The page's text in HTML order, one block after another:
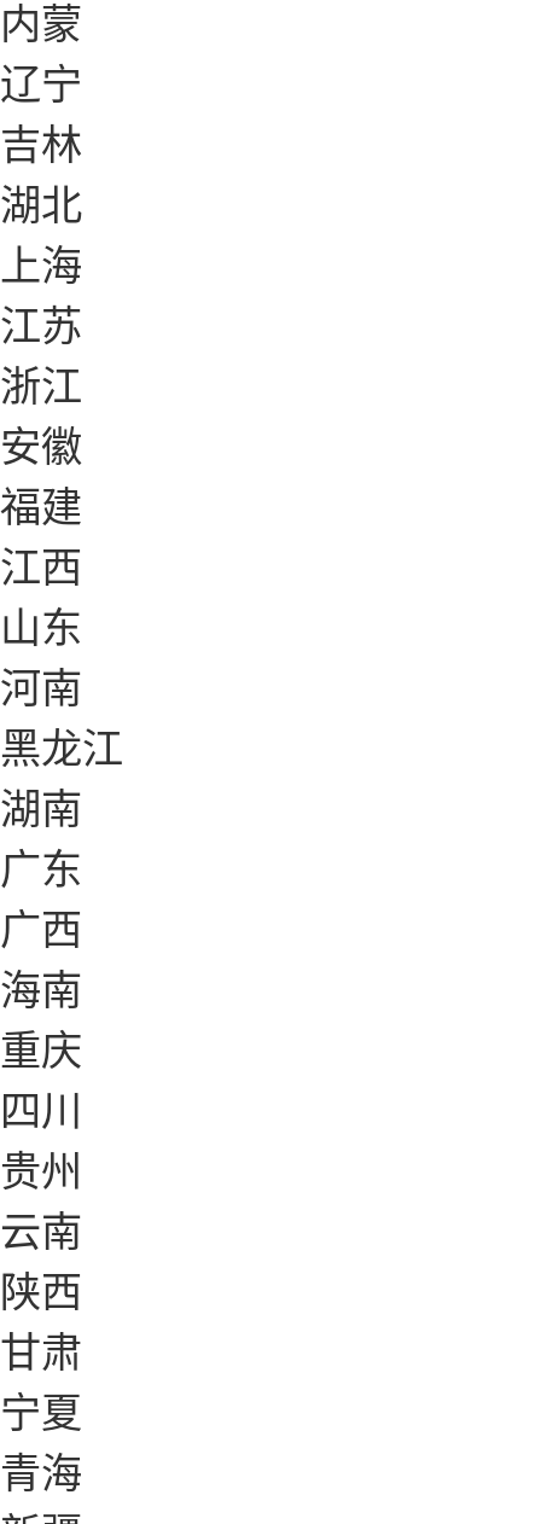
内蒙
辽宁
吉林
湖北
上海
江苏
浙江
安徽
福建
江西
山东
河南
黑龙江
湖南
广东
广西
海南
重庆
四川
贵州
云南
陕西
甘肃
宁夏
青海